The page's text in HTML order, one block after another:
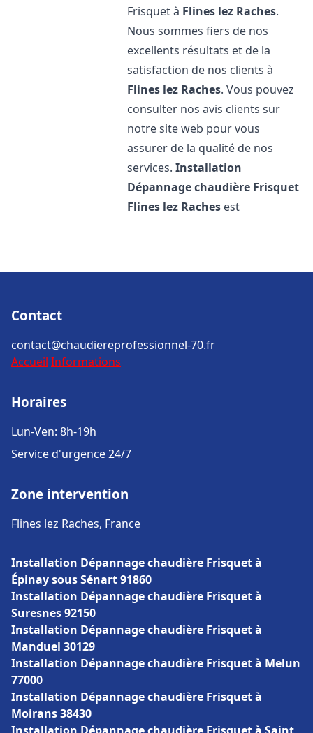
Frisquet à Flines lez Raches.
Nous sommes fiers de nos
excellents résultats et de la
satisfaction de nos clients à
Flines lez Raches. Vous pouvez
consulter nos avis clients sur
notre site web pour vous
assurer de la qualité de nos
services.Installation
Dépannage chaudière Frisquet
Flines lez Raches est
Contact
contact@chaudiereprofessionnel-70.fr
Accueil Informations
Horaires
Lun-Ven: 8h-19h
Service d'urgence 24/7
Zone intervention
Flines lez Raches, France
Installation Dépannage chaudière Frisquet à
Épinay sous Sénart 91860
Installation Dépannage chaudière Frisquet à
Suresnes 92150
Installation Dépannage chaudière Frisquet à
Manduel 30129
Installation Dépannage chaudière Frisquet à Melun
77000
Installation Dépannage chaudière Frisquet à
Moirans 38430